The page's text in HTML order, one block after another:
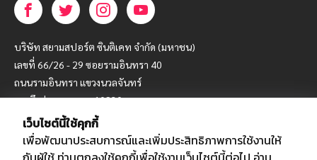
บริษัท สยามสปอร์ต ซินติเคท จำกัด (มหาชน)
เลขที่ 66/26 - 29 ซอยรามอินทรา 40
ถนนรามอินทรา แขวงนวลจันทร์
เขตบึงกุ่ม กรุงเทพฯ 10230
โทร : 02-5088-000
อีเมล์ : webmaster@siamsport.co.th
เว็บไซต์นี้ใช้คุกกี้
เพื่อพัฒนาประสบการณ์และเพิ่มประสิทธิภาพการใช้งานให้